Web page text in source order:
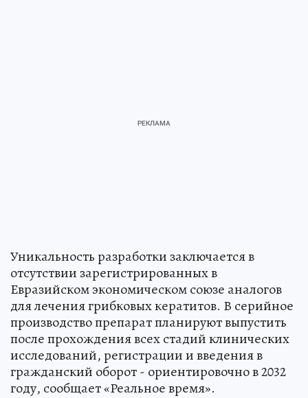
Уникальность разработки заключается в
отсутствии зарегистрированных в
Евразийском экономическом союзе аналогов
для лечения грибковых кератитов. В серийное
производство препарат планируют выпустить
после прохождения всех стадий клинических
исследований, регистрации и введения в
гражданский оборот - ориентировочно в 2032
году, сообщает «Реальное время».